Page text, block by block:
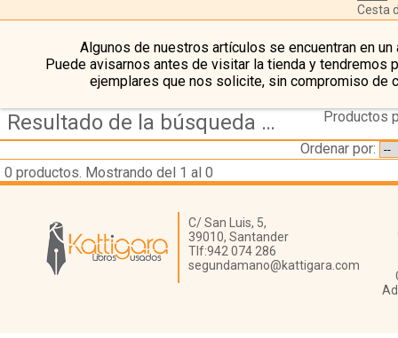
Cesta
Algunos de nuestros artículos se encuentran en un
Puede avisarnos antes de visitar la tienda y tendremos
ejemplares que nos solicite, sin compromiso de
Resultado de la búsqueda de coleccion psicologia medicina pastoral
Productos
Ordenar por:
0 productos. Mostrando del 1 al 0
Librería Kattigara
C/ San Luis, 5,
39010, Santander
Tlf:942 074 286
segundamano@kattigara.com